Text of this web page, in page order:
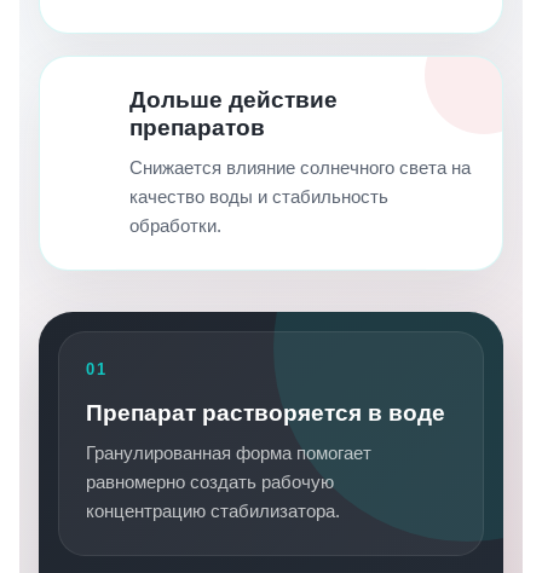
Дольше действие
препаратов
Снижается влияние солнечного света на
качество воды и стабильность
обработки.
01
Препарат растворяется в воде
Гранулированная форма помогает
равномерно создать рабочую
концентрацию стабилизатора.